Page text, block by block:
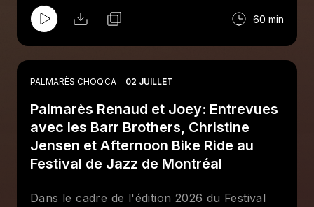
Charest pour parler des défis de bien choisir
ses artistes pour un festival en région si
des années passées et pour mettre la table
sur cette 21e édition. Ensemble, iels parlent
groupe signé chez Stomp Records, là où ce
même JP travaille comme bookeur.
60 min
PALMARÈS CHOQ.CA 02 JUILLET
Palmarès Renaud et Joey: Entrevues
avec les Barr Brothers, Christine
Jensen et Afternoon Bike Ride au
Festival de Jazz de Montréal
Dans le cadre de l'édition 2026 du Festival